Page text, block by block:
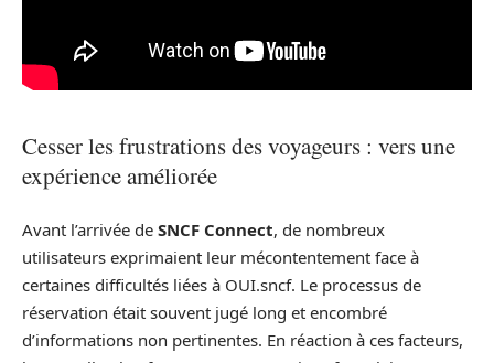
Cesser les frustrations des voyageurs : vers une
expérience améliorée
Avant l’arrivée de SNCF Connect, de nombreux
utilisateurs exprimaient leur mécontentement face à
certaines difficultés liées à OUI.sncf. Le processus de
réservation était souvent jugé long et encombré
d’informations non pertinentes. En réaction à ces facteurs,